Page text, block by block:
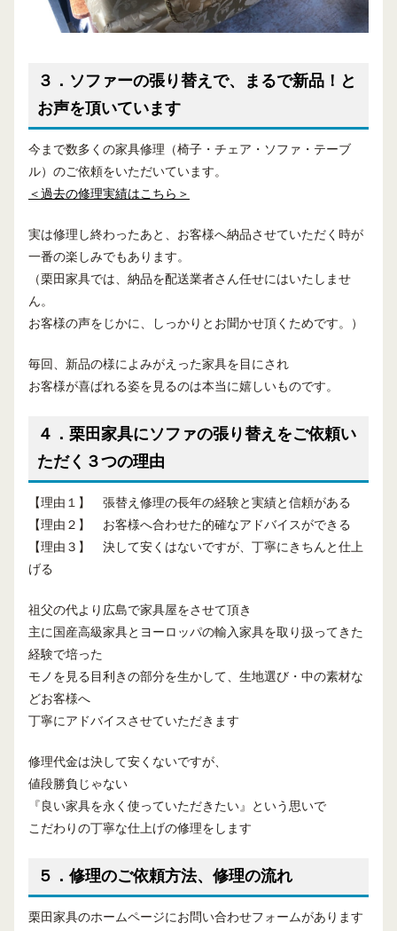
３．ソファーの張り替えで、まるで新品！と
お声を頂いています
今まで数多くの家具修理（椅子・チェア・ソファ・テーブ
ル）のご依頼をいただいています。
＜過去の修理実績はこちら＞
実は修理し終わったあと、お客様へ納品させていただく時が
一番の楽しみでもあります。
（栗田家具では、納品を配送業者さん任せにはいたしませ
ん。
お客様の声をじかに、しっかりとお聞かせ頂くためです。）
毎回、新品の様によみがえった家具を目にされ
お客様が喜ばれる姿を見るのは本当に嬉しいものです。
４．栗田家具にソファの張り替えをご依頼い
ただく３つの理由
【理由１】 張替え修理の長年の経験と実績と信頼がある
【理由２】 お客様へ合わせた的確なアドバイスができる
【理由３】 決して安くはないですが、丁寧にきちんと仕上
げる
祖父の代より広島で家具屋をさせて頂き
主に国産高級家具とヨーロッパの輸入家具を取り扱ってきた
経験で培った
モノを見る目利きの部分を生かして、生地選び・中の素材な
どお客様へ
丁寧にアドバイスさせていただきます
修理代金は決して安くないですが、
値段勝負じゃない
『良い家具を永く使っていただきたい』という思いで
こだわりの丁寧な仕上げの修理をします
５．修理のご依頼方法、修理の流れ
栗田家具のホームページにお問い合わせフォームがあります